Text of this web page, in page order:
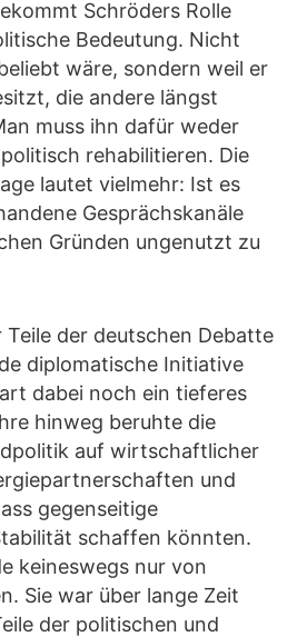
Schröders Rolle
Bedeutung. Nicht
wäre, sondern weil er
die andere längst
muss ihn dafür weder
rehabilitieren. Die
lautet vielmehr: Ist es
Gesprächskanäle
Gründen ungenutzt zu
Teile der deutschen Debatte
diplomatische Initiative
dabei noch ein tieferes
hinweg beruhte die
auf wirtschaftlicher
und
gegenseitige
schaffen könnten.
keineswegs nur von
Sie war über lange Zeit
der politischen und